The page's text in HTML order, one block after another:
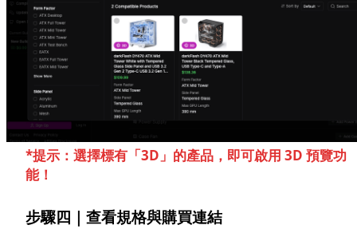
*提示：選擇標有「3D」的產品，即可啟用 3D 預覽功
能！
步驟四｜查看規格與購買連結